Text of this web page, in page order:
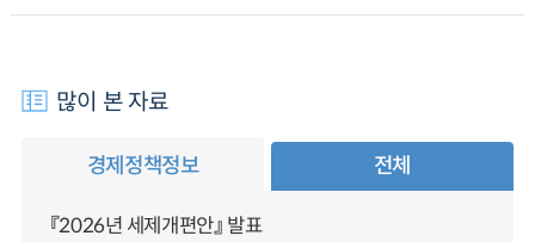
많이 본 자료
경제정책정보 전체
『2026년 세제개편안』 발표